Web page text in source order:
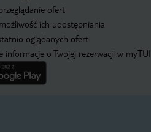
ofert
ich udostępniania
oglądanych ofert
informacje o Twojej rezerwacji w myTUI